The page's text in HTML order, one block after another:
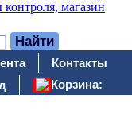
Контакты
Корзина: